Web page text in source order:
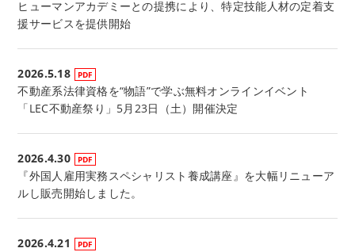
ヒューマンアカデミーとの提携により、特定技能人材の定着支
援サービスを提供開始
2026.5.18
不動産系法律資格を“物語”で学ぶ無料オンラインイベント
「LEC不動産祭り」5月23日（土）開催決定
2026.4.30
『外国人雇用実務スペシャリスト養成講座』を大幅リニューア
ルし販売開始しました。
2026.4.21